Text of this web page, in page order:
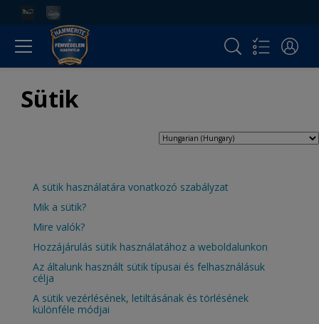
Sütik
A sütik használatára vonatkozó szabályzat
Mik a sütik?
Mire valók?
Hozzájárulás sütik használatához a weboldalunkon
Az általunk használt sütik típusai és felhasználásuk
célja
A sütik vezérlésének, letiltásának és törlésének
különféle módjai